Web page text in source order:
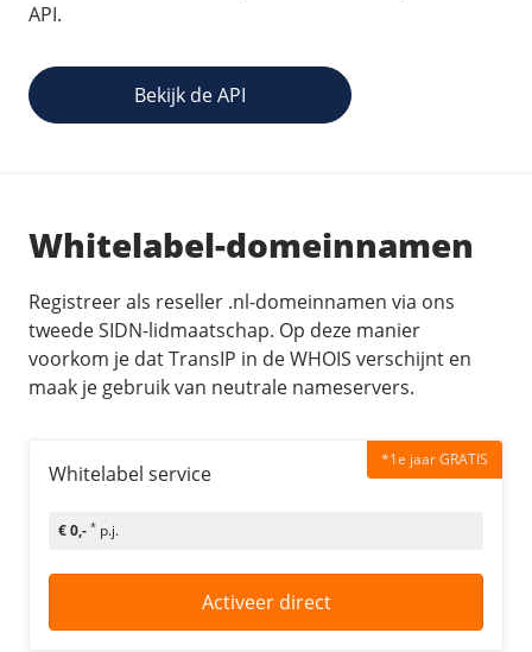
API.
Bekijk de API
Whitelabel-domeinnamen
Registreer als reseller .nl-domeinnamen via ons
tweede SIDN-lidmaatschap. Op deze manier
voorkom je dat TransIP in de WHOIS verschijnt en
maak je gebruik van neutrale nameservers.
*1e jaar GRATIS
Whitelabel service
€ 0,- * p.j.
Activeer direct